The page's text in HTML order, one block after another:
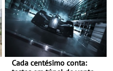
Cada centésimo conta: